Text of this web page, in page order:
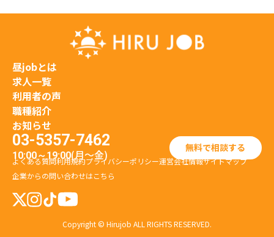
昼jobとは
求人一覧
利用者の声
職種紹介
お知らせ
03-5357-7462
10:00～19:00(月〜金) 無料で相談する
よくある質問利用規約プライバシーポリシー運営会社情報サイトマップ
企業からの問い合わせはこちら
Copyright © Hirujob ALL RIGHTS RESERVED.